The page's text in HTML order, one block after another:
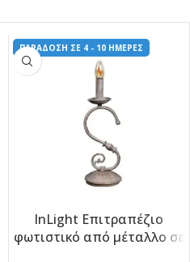
-5%
ΠΑΡΑΔΟΣΗ ΣΕ 4 - 10 ΗΜΕΡΕΣ
InLight Επιτραπέζιο
φωτιστικό από μέταλλο σε